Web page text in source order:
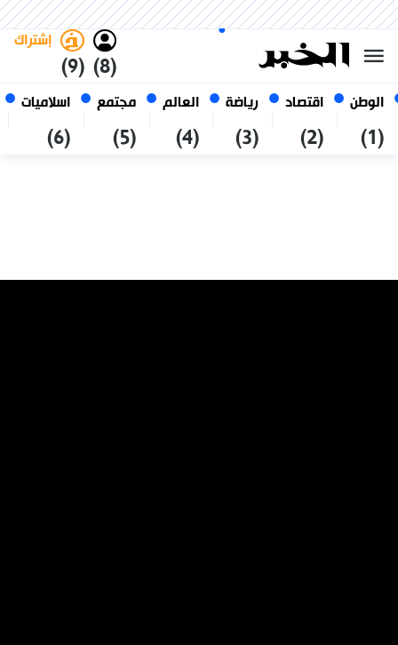
الوطن
(1)
اقتصاد
(2)
رياضة
(3)
العالم
(4)
مجتمع
(5)
اسلاميات
(6)
(8)
إشتراك
(9)
أغسطس 2026
الجزائر